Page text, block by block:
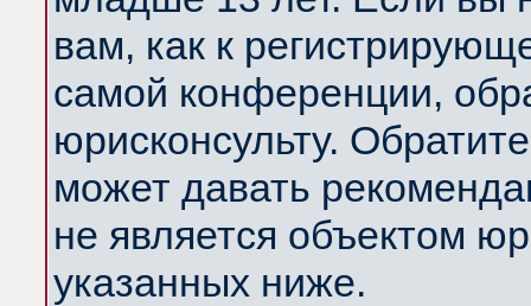
вам, как к
самой конференции,
юрисконсульту.
может давать
не является объектом
указанных ниже.